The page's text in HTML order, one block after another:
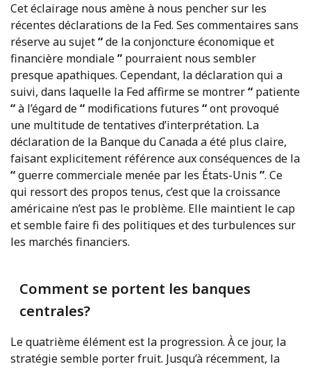
Cet éclairage nous amène à nous pencher sur les
récentes déclarations de la Fed. Ses commentaires sans
réserve au sujet“de la conjoncture économique et
financière mondiale” pourraient nous sembler
presque apathiques. Cependant, la déclaration qui a
suivi, dans laquelle la Fed affirme se montrer“ patiente
“à l’égard de“ modifications futures “ont provoqué
une multitude de tentatives d’interprétation. La
déclaration de la Banque du Canada a été plus claire,
faisant explicitement référence aux conséquences de la
“guerre commerciale menée par les États-Unis ”. Ce
qui ressort des propos tenus, c’est que la croissance
américaine n’est pas le problème. Elle maintient le cap
et semble faire fi des politiques et des turbulences sur
les marchés financiers.
Comment se portent les banques
centrales?
Le quatrième élément est la progression. À ce jour, la
stratégie semble porter fruit. Jusqu’à récemment, la